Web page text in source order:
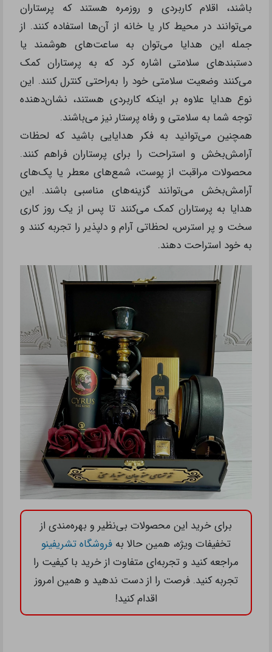
باشند، اقلام کاربردی و روزمره هستند که پرستاران
می‌توانند در محیط کار یا خانه از آن‌ها استفاده کنند. از
جمله این هدایا می‌توان به ساعت‌های هوشمند یا
دستبندهای سلامتی اشاره کرد که به پرستاران کمک
می‌کنند وضعیت سلامتی خود را به‌راحتی کنترل کنند. این
نوع هدایا علاوه بر اینکه کاربردی هستند، نشان‌دهنده
توجه شما به سلامتی و رفاه پرستار نیز می‌باشند.
همچنین می‌توانید به فکر هدایایی باشید که لحظات
آرامش‌بخش و استراحت را برای پرستاران فراهم کنند.
محصولات مراقبت از پوست، شمع‌های معطر یا پک‌های
آرامش‌بخش می‌توانند گزینه‌های مناسبی باشند. این
هدایا به پرستاران کمک می‌کنند تا پس از یک روز کاری
سخت و پر استرس، لحظاتی آرام و دلپذیر را تجربه کنند و
به خود استراحت دهند.
برای خرید این محصولات بی‌نظیر و بهره‌مندی از
تخفیفات ویژه، همین حالا به فروشگاه تشریفینو
مراجعه کنید و تجربه‌ای متفاوت از خرید با کیفیت را
تجربه کنید. فرصت را از دست ندهید و همین امروز
اقدام کنید!